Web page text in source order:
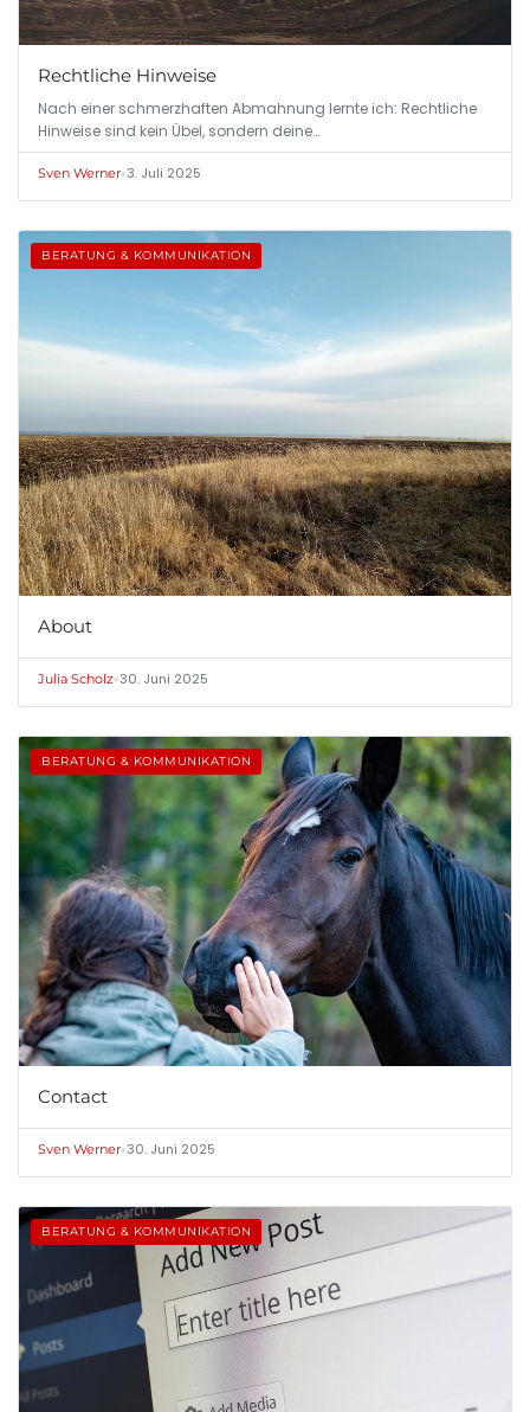
Rechtliche Hinweise
Nach einer schmerzhaften Abmahnung lernte ich: Rechtliche
Hinweise sind kein Übel, sondern deine…
Sven Werner•3. Juli 2025
BERATUNG & KOMMUNIKATION
About
Julia Scholz•30. Juni 2025
BERATUNG & KOMMUNIKATION
Contact
Sven Werner•30. Juni 2025
BERATUNG & KOMMUNIKATION